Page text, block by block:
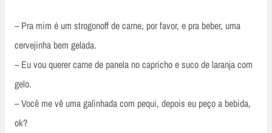
– Pra mim é um strogonoff de carne, por favor, e pra beber, uma
cervejinha bem gelada.
– Eu vou querer carne de panela no capricho e suco de laranja com
gelo.
– Você me vê uma galinhada com pequi, depois eu peço a bebida,
ok?